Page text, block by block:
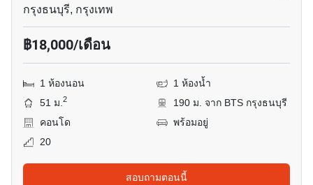
กรุงธนบุรี, กรุงเทพ
฿18,000/เดือน
1 ห้องนอน
1 ห้องน้ำ
51 ม.2
190 ม. จาก BTS กรุงธนบุรี
คอนโด
พร้อมอยู่
20
สอบถามตอนนี้